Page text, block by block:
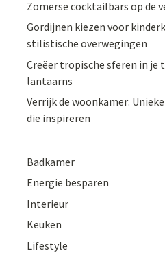
Zomerse cocktailbars op de
Gordijnen kiezen voor
stilistische overwegingen
Creëer tropische sferen in je
lantaarns
Verrijk de woonkamer:
die inspireren
Badkamer
Energie besparen
Interieur
Keuken
Lifestyle